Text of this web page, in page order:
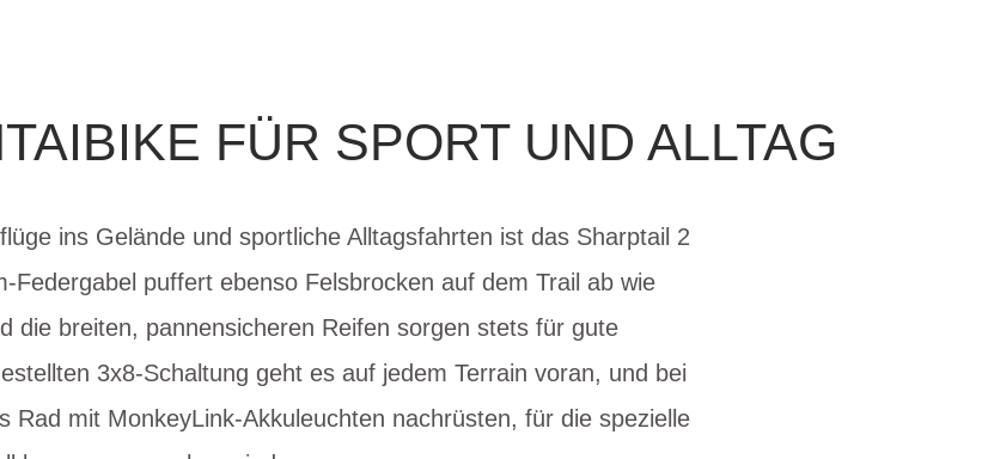
FÜR SPORT UND ALLTAG
ins Gelände und sportliche Alltagsfahrten ist das Sharptail 2
Federgabel puffert ebenso Felsbrocken auf dem Trail ab wie
die breiten, pannensicheren Reifen sorgen stets für gute
3x8-Schaltung geht es auf jedem Terrain voran, und bei
Rad mit MonkeyLink-Akkuleuchten nachrüsten, für die spezielle